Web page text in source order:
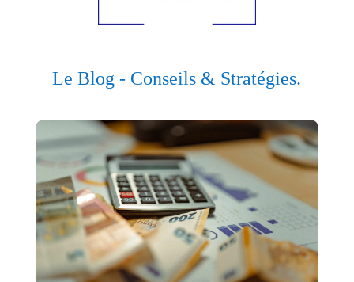
Le Blog - Conseils & Stratégies.